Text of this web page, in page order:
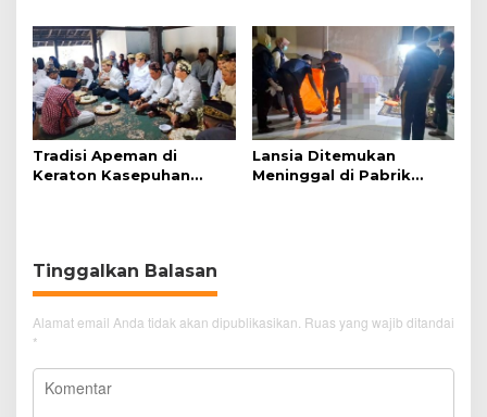
Disabilitas
Nyaman
Tradisi Apeman di
Keraton Kasepuhan
Lansia Ditemukan
Meninggal di Pabrik
Tinggalkan Balasan
Alamat email Anda tidak akan dipublikasikan. Ruas yang wajib ditandai
*